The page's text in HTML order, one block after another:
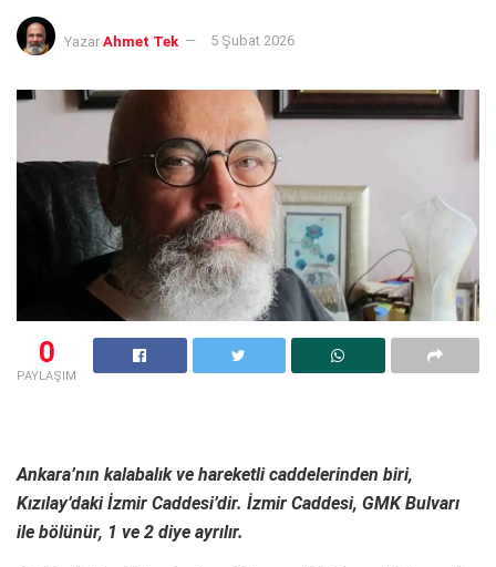
Yazar Ahmet Tek 5 Şubat 2026
0
PAYLAŞIM
Ankara’nın kalabalık ve hareketli caddelerinden biri,
Kızılay’daki İzmir Caddesi’dir. İzmir Caddesi, GMK Bulvarı
ile bölünür, 1 ve 2 diye ayrılır.